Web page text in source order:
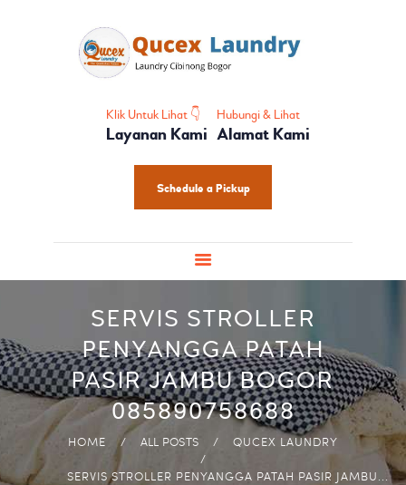
Klik Untuk Lihat 👇
Layanan Kami
Hubungi & Lihat
Alamat Kami
Schedule a Pickup
SERVIS STROLLER
PENYANGGA PATAH
PASIR JAMBU BOGOR
085890758688
HOME ALL POSTS QUCEX LAUNDRY
SERVIS STROLLER PENYANGGA PATAH PASIR JAMBU...
PROFIL
HOME CARE
SHOES CARE
BABY CARE
PAKET LAUNDRY
PELATIHAN